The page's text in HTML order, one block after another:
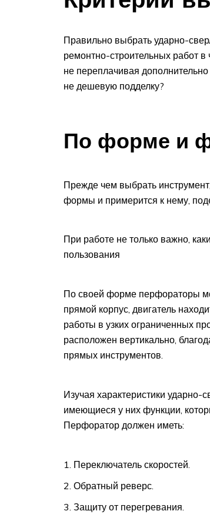
Правильно выбрать ударно-
ремонтно-строительных работ
не переплачивая
не дешевую подделку?
По форме и
Прежде чем выбрать
формы и примерится к нему,
При работе не только важно,
пользования
По своей форме перфораторы
прямой корпус, двигатель
работы в узких ограниченных
расположен вертикально,
прямых инструментов.
Изучая характеристики ударно-
имеющиеся у них функции,
Перфоратор должен иметь:
Переключатель скоростей.
Обратный реверс.
Защиту от перегревания.